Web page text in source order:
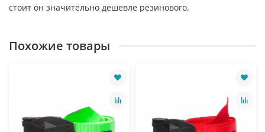
стоит он значительно дешевле резинового.
Похожие товары